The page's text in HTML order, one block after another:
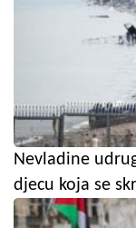
Nevladine
djecu koja se